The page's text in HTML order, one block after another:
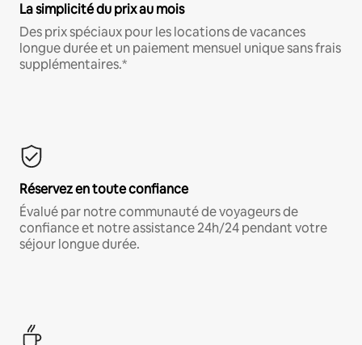
La simplicité du prix au mois
Des prix spéciaux pour les locations de vacances
longue durée et un paiement mensuel unique sans frais
supplémentaires.*
Réservez en toute confiance
Évalué par notre communauté de voyageurs de
confiance et notre assistance 24h/24 pendant votre
séjour longue durée.